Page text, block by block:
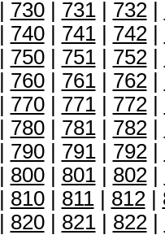
730| 731| 732|
740| 741| 742|
750| 751| 752|
760| 761| 762|
770| 771| 772|
780| 781| 782|
790| 791| 792|
800| 801| 802|
810| 811| 812|
820| 821| 822|